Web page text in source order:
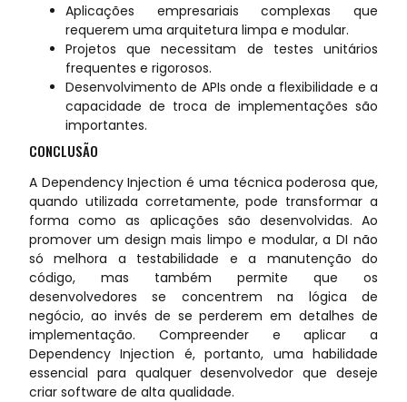
Aplicações empresariais complexas que
requerem uma arquitetura limpa e modular.
Projetos que necessitam de testes unitários
frequentes e rigorosos.
Desenvolvimento de APIs onde a flexibilidade e a
capacidade de troca de implementações são
importantes.
CONCLUSÃO
A Dependency Injection é uma técnica poderosa que,
quando utilizada corretamente, pode transformar a
forma como as aplicações são desenvolvidas. Ao
promover um design mais limpo e modular, a DI não
só melhora a testabilidade e a manutenção do
código, mas também permite que os
desenvolvedores se concentrem na lógica de
negócio, ao invés de se perderem em detalhes de
implementação. Compreender e aplicar a
Dependency Injection é, portanto, uma habilidade
essencial para qualquer desenvolvedor que deseje
criar software de alta qualidade.